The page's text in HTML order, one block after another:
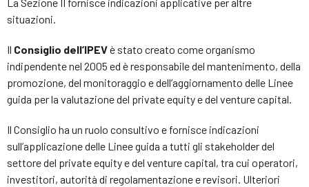
situazioni.
Il Consiglio dell’IPEVè stato creato come organismo
indipendente nel 2005 ed è responsabile del mantenimento, della
promozione, del monitoraggio e dell’aggiornamento delle Linee
guida per la valutazione del private equity e del venture capital.
Il Consiglio ha un ruolo consultivo e fornisce indicazioni
sull’applicazione delle Linee guida a tutti gli stakeholder del
settore del private equity e del venture capital, tra cui operatori,
investitori, autorità di regolamentazione e revisori. Ulteriori